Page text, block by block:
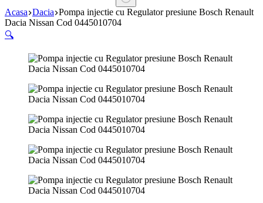
Niciun
rezultat
Acasa Dacia Pompa injectie cu Regulator presiune Bosch Renault
Dacia Nissan Cod 0445010704
🔍